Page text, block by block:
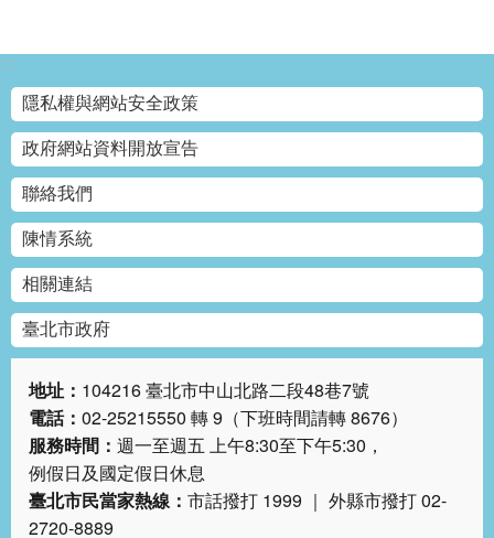
:::
隱私權與網站安全政策
政府網站資料開放宣告
聯絡我們
陳情系統
相關連結
臺北市政府
地址： 104216 臺北市中山北路二段48巷7號
電話： 02-25215550 轉 9（下班時間請轉 8676）
服務時間： 週一至週五 上午8:30至下午5:30，
例假日及國定假日休息
臺北市民當家熱線： 市話撥打 1999 ｜ 外縣市撥打 02-
2720-8889